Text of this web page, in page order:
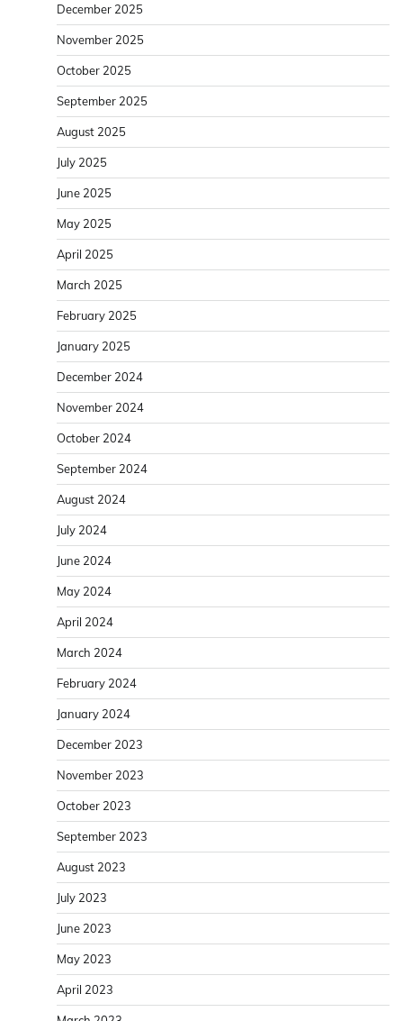
December 2025
November 2025
October 2025
September 2025
August 2025
July 2025
June 2025
May 2025
April 2025
March 2025
February 2025
January 2025
December 2024
November 2024
October 2024
September 2024
August 2024
July 2024
June 2024
May 2024
April 2024
March 2024
February 2024
January 2024
December 2023
November 2023
October 2023
September 2023
August 2023
July 2023
June 2023
May 2023
April 2023